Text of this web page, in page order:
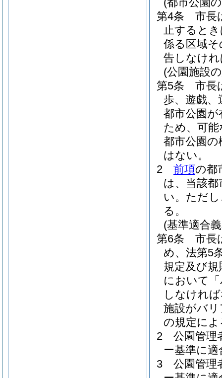
第4条
市長
止すると
係る区域
告しなけ
(公園施設
第5条
市長
歩、遊戯、
都市公園
ため、可
都市公園
はない。
2
前項の都
は、当該
い。 ただ
る。
(基準適合
第6条
市長
め、法第5
規定及び
において
しなけれ
施設がバ
の規定に
2
公園管理
ー基準に
3
公園管理